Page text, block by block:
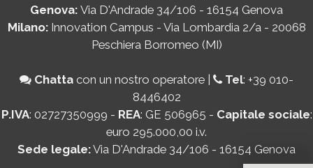
Genova: Via D'Andrade 34/106 - 16154 Genova
Milano: Innovation Campus - Via Lombardia 2/a - 20068
Peschiera Borromeo (MI)
Chatta con un nostro operatore | Tel: +39 010-
8446402
P.IVA: 02727350999 - REA: GE 506965 - Capitale sociale:
euro 295.000,00 i.v.
Sede legale:Via D'Andrade 34/106 - 16154 Genova